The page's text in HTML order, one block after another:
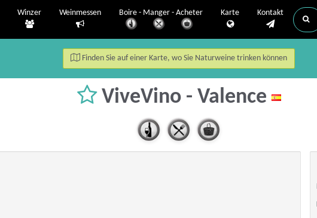
Winzer Weinmessen Boire - Manger - Acheter Karte Kontakt
Finden Sie auf einer Karte, wo Sie Naturweine trinken können
ViveVino - Valence